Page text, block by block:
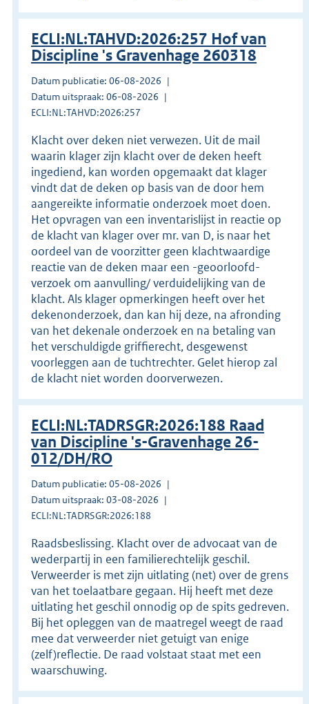
ECLI:NL:TAHVD:2026:257 Hof van
Discipline 's Gravenhage 260318
Datum publicatie: 06-08-2026
Datum uitspraak: 06-08-2026
ECLI:NL:TAHVD:2026:257
Klacht over deken niet verwezen. Uit de mail
waarin klager zijn klacht over de deken heeft
ingediend, kan worden opgemaakt dat klager
vindt dat de deken op basis van de door hem
aangereikte informatie onderzoek moet doen.
Het opvragen van een inventarislijst in reactie op
de klacht van klager over mr. van D, is naar het
oordeel van de voorzitter geen klachtwaardige
reactie van de deken maar een -geoorloofd-
verzoek om aanvulling/ verduidelijking van de
klacht. Als klager opmerkingen heeft over het
dekenonderzoek, dan kan hij deze, na afronding
van het dekenale onderzoek en na betaling van
het verschuldigde griffierecht, desgewenst
voorleggen aan de tuchtrechter. Gelet hierop zal
de klacht niet worden doorverwezen.
ECLI:NL:TADRSGR:2026:188 Raad
van Discipline 's-Gravenhage 26-
012/DH/RO
Datum publicatie: 05-08-2026
Datum uitspraak: 03-08-2026
ECLI:NL:TADRSGR:2026:188
Raadsbeslissing. Klacht over de advocaat van de
wederpartij in een familierechtelijk geschil.
Verweerder is met zijn uitlating (net) over de grens
van het toelaatbare gegaan. Hij heeft met deze
uitlating het geschil onnodig op de spits gedreven.
Bij het opleggen van de maatregel weegt de raad
mee dat verweerder niet getuigt van enige
(zelf)reflectie. De raad volstaat staat met een
waarschuwing.